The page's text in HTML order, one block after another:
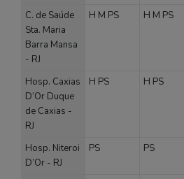
C. de Saúde
Sta. Maria
Barra Mansa
- RJ
H M PS H M PS
Hosp. Caxias
D’Or Duque
de Caxias -
RJ
H PS H PS
Hosp. Niteroi
D’Or - RJ
PS PS